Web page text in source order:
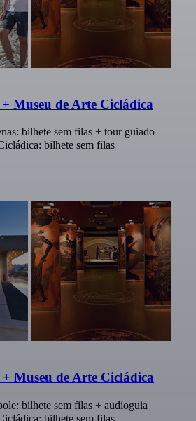
Museu de Arte Cicládica
bilhete sem filas + tour guiado
bilhete sem filas
Museu de Arte Cicládica
bilhete sem filas + audioguia
bilhete sem filas